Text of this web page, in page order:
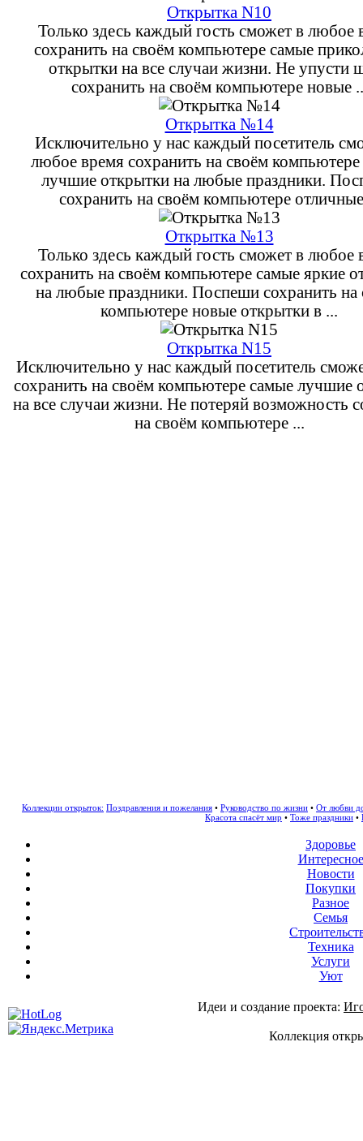
Открытка N10
Только здесь каждый гость сможет в любое
сохранить на своём компьютере самые
открытки на все случаи жизни. Не упусти
сохранить на своём компьютере новые
Открытка №14
Исключительно у нас каждый посетитель
любое время сохранить на своём
лучшие открытки на любые праздники.
сохранить на своём компьютере
Открытка №13
Только здесь каждый гость сможет в любое
сохранить на своём компьютере самые яркие
на любые праздники. Поспеши сохранить на
компьютере новые открытки в ...
Открытка N15
Исключительно у нас каждый посетитель
сохранить на своём компьютере самые лучшие
на все случаи жизни. Не потеряй возможность
на своём компьютере ...
Коллекции открыток: Поздравления и пожелания • Руководство по жизни • От любви
Красота спасёт мир • Тоже праздники •
Здоровье
Интересное
Новости
Покупки
Разное
Семья
Техника
Услуги
Уют
Идеи и создание проекта:
Коллекция